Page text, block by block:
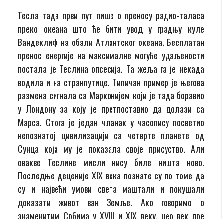
Тесла тада први пут пише о преносу радио-таласа
преко океана што ће бити увод у градњу куле
Вандеклиф на обали Атлантског океана. Бесплатан
пренос енергије на максималне могуће удаљености
постала је Теслина опсесија. Та жеља га је некада
водила и на странпутице. Типичан пример је његова
размена сигнала са Марконијем који је тада боравио
у Лондону за коју је претпоставио да долази са
Марса. Стога је један чланак у часопису посветио
непознатој цивилизацији са четврте планете од
Сунца која му је показала своје присуство. Али
овакве Теслине мисли нису биле ништа ново.
Последње деценије XIX века познате су по томе да
су и највећи умови света маштали и покушали
доказати живот ван Земље. Ако говоримо о
знаменитим Србима у XVIII и XIX веку, цео век пре